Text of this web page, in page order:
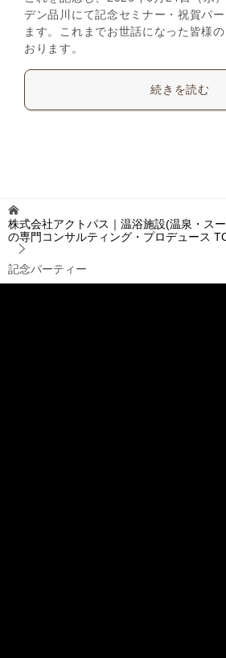
デン品川にて記念セミナー・祝賀パ
ます。これまでお世話になった皆様
おります。
続きを読む
株式会社アクトパス｜温浴施設(温泉・ス
の専門コンサルティング・プロデュース
記念パーティー